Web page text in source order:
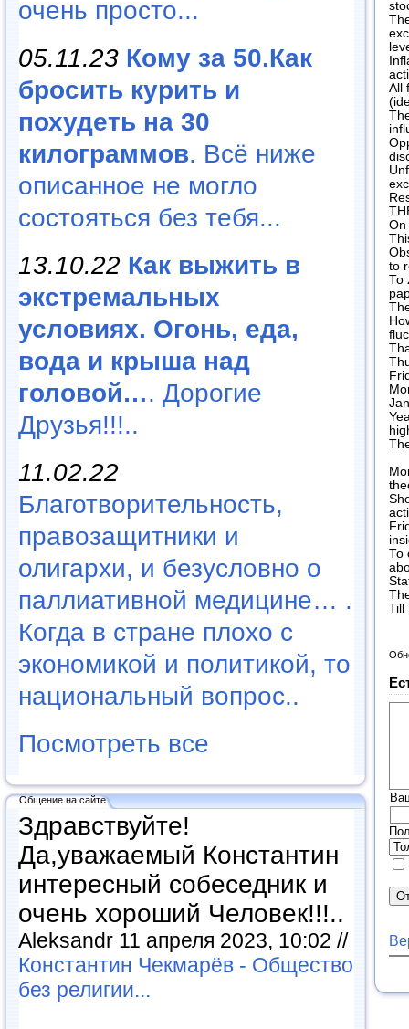
очень просто...
05.11.23 Кому за 50.Как
бросить курить и
похудеть на 30
килограммов. Всё ниже
описанное не могло
состояться без тебя...
13.10.22 Как выжить в
экстремальных
условиях. Огонь, еда,
вода и крыша над
головой…. Дорогие
Друзья!!!..
11.02.22
Благотворительность,
правозащитники и
олигархи, и безусловно о
паллиативной медицине… .
Когда в стране плохо с
экономикой и политикой, то
национальный вопрос..
Посмотреть все
Общение на сайте
Здравствуйте!
Да,уважаемый Константин
интересный собеседник и
очень хороший Человек!!!..
Aleksandr 11 апреля 2023, 10:02 //
Константин Чекмарёв - Общество
без религии...
All
On
to
To
To
Till